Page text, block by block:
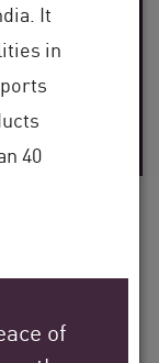
It
in
40
of
ihre